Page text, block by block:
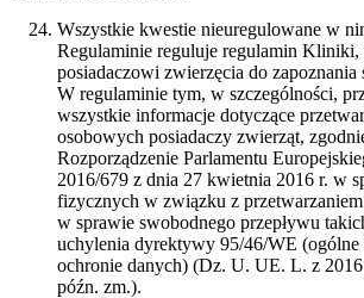
Wszystkie kwestie nieuregulowane w
Regulaminie reguluje regulamin Kliniki,
posiadaczowi zwierzęcia do zapoznania
W regulaminie tym, w szczególności,
wszystkie informacje dotyczące
osobowych posiadaczy zwierząt,
Rozporządzenie Parlamentu
2016/679 z dnia 27 kwietnia 2016 r. w
fizycznych w związku z
w sprawie swobodnego przepływu
uchylenia dyrektywy 95/46/WE (ogólne
ochronie danych) (Dz. U. UE. L. z
późn. zm.).